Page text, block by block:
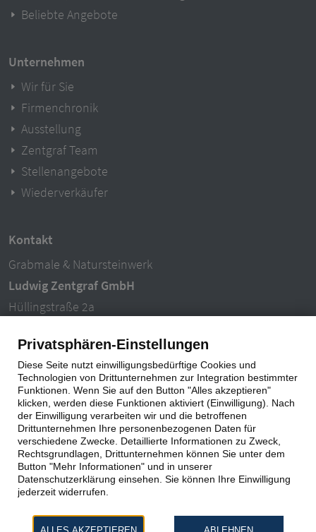
Beliebte Angebote
Unternehmen
Wir für Sie
Firmenchronik
Ausstellung
Zentgraf Team
Stellenangebote
Wiederverkäufer
Kontakt
Grabmale & Natursteinwerk
Ludwig Zentgraf GmbH
Hüllingstraße 2a
Tel.: 06093 – 996940
E-Mail: info@ludwigzentgraf.de
Impressum|Datenschutz
Privatsphären-Einstellungen
Diese Seite nutzt einwilligungsbedürftige Cookies und
Technologien von Drittunternehmen zur Integration bestimmter
Funktionen. Wenn Sie auf den Button "Alles akzeptieren"
klicken, werden diese Funktionen aktiviert (Einwilligung). Nach
der Einwilligung verarbeiten wir und die betroffenen
Drittunternehmen Ihre personenbezogenen Daten für
verschiedene Zwecke. Detaillierte Informationen zu Zweck,
Rechtsgrundlagen, Drittunternehmen können Sie unter dem
Button "Mehr Informationen" und in unserer
Datenschutzerklärung einsehen. Sie können Ihre Einwilligung
jederzeit widerrufen.
ALLES AKZEPTIEREN ABLEHNEN